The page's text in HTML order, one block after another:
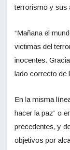
terrorismo y sus
“Mañana el
victimas del
inocentes.
lado correcto de
En la misma
hacer la paz” o
precedentes, y
objetivos por